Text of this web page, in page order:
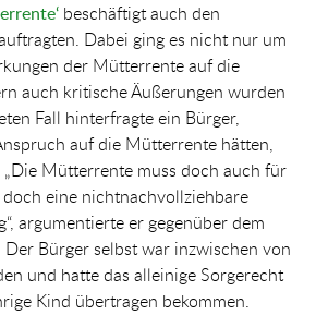
beschäftigt auch den
Dabei ging es nicht nur um
der Mütterrente auf die
auch kritische Äußerungen wurden
Fall hinterfragte ein Bürger,
auf die Mütterrente hätten,
Mütterrente muss doch auch für
eine nichtnachvollziehbare
argumentierte er gegenüber dem
Bürger selbst war inzwischen von
und hatte das alleinige Sorgerecht
Kind übertragen bekommen.